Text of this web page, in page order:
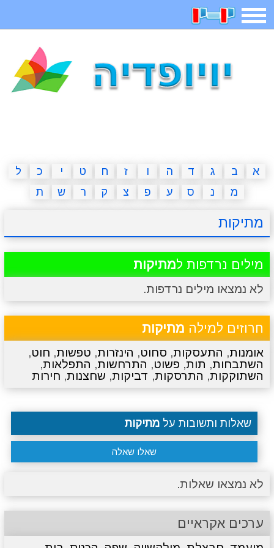
תפריט
איש תלוי מדריכים פוקימון גו מצא הבדלים
יצירה משחקי בנות אשליות חדשות
א ב ג ד ה ו ז ח ט י כ
ל
מ
נ ס ע פ צ ק ר ש ת
מתיקות
מילים נרדפות למתיקות
לא נמצאו מילים נרדפות.
חרוזים למילה מתיקות
אומנות, התעסקות, סחוט, הינזרות, טפשות, חוט,
השתבחות, תות, פשוט, התרחשות, התפלאות,
השתוקקות, התרסקות, דביקות, שחצנות, חירות
שאלות ותשובות על מתיקות
שאלו שאלה
לא נמצאו שאלות.
ערכים אקראיים